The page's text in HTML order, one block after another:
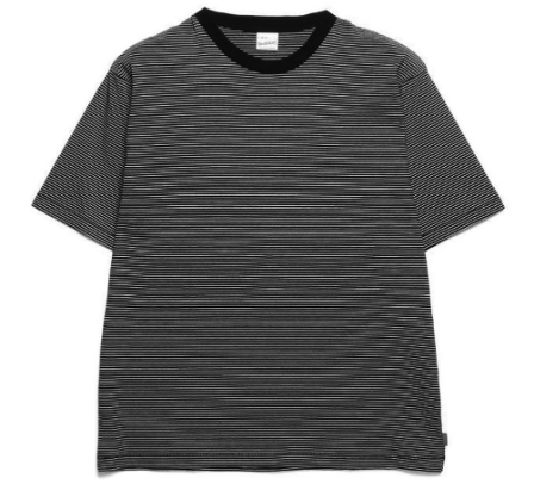
合いになるのが特徴。
・縫製へのこだわり
各部の縫製には『4本針フラットシーマ』と呼ばれる特殊な
ミシンを使用。
縫い代がフラットに仕上がるため肌当たりが良く、ソフトで
ストレスのない着心地を味わえます。